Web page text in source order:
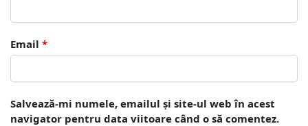
Email *
Salvează-mi numele, emailul și site-ul web în acest
navigator pentru data viitoare când o să comentez.